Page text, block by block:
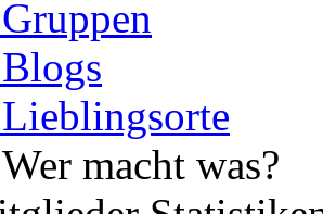
Gruppen
Blogs
Lieblingsorte
Wer macht was?